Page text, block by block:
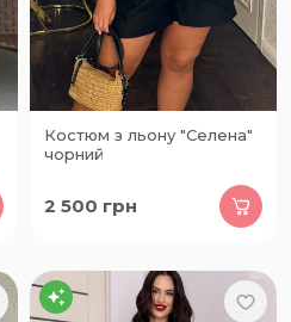
Костюм з льону "Селена"
чорний
2 500 грн